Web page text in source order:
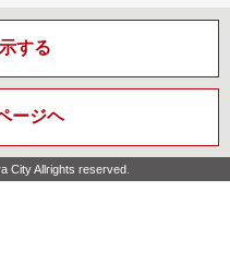
する
ージヘ
City Allrights reserved.